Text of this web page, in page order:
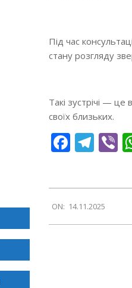
Під час
стану розгляду
Такі зустрічі —
своїх близьких.
11-
14
ON: 14.11.2025